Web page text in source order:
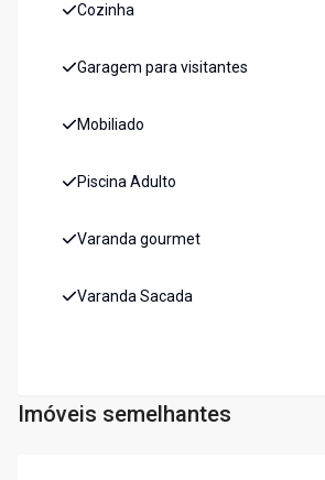
Cozinha
Garagem para visitantes
Mobiliado
Piscina Adulto
Varanda gourmet
Varanda Sacada
Imóveis semelhantes